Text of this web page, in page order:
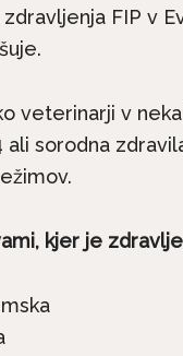
FIP v
veterinarji v
ali sorodna
kjer je